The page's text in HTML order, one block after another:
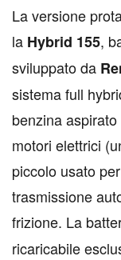
La versione
la Hybrid 155,
sviluppato da
sistema full
benzina
motori elettrici
piccolo usato
trasmissione
frizione. La
ricaricabile